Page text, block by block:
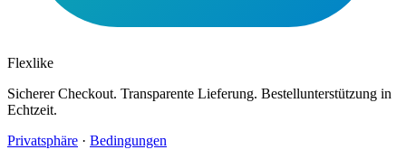
Flexlike
Sicherer Checkout. Transparente Lieferung. Bestellunterstützung in
Echtzeit.
Privatsphäre · Bedingungen